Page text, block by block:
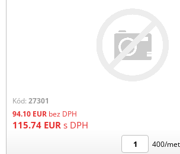
Kód: 27301
94.10 EUR bez DPH
115.74 EUR s DPH
400/